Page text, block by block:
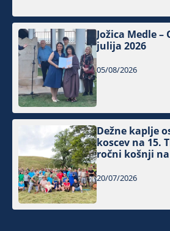
Jožica Medle –
julija 2026
05/08/2026
Dežne kaplje
koscev na 15.
ročni košnji
20/07/2026